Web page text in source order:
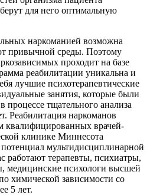
для него оптимальную
наркоманией возможна
привычной среды. Поэтому
проходит на базе
реабилитации уникальна и
лучшие психотерапевтические
занятия, которые были
тщательного анализа
Реабилитация наркоманов
квалифицированных врачей-
клинике Миннесота
мультидисциплинарной
работают терапевты, психиатры,
медицинские психологи высшей
химической зависимости со
5 лет.